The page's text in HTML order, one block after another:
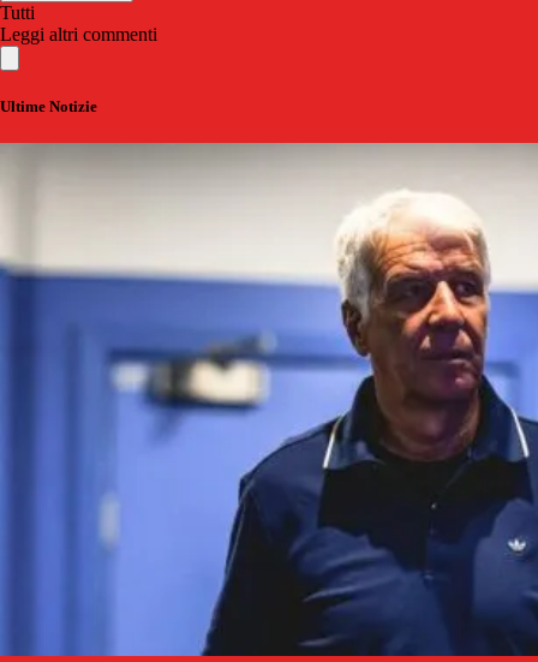
Tutti
Leggi altri commenti
Ultime Notizie